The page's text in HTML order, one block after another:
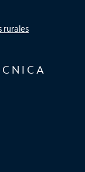
rurales